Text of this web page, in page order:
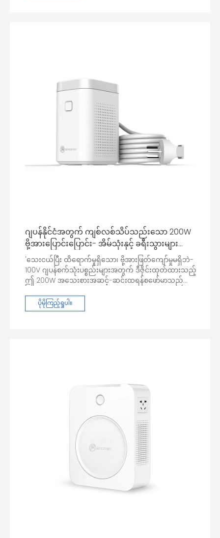
ဂျပန်နိုင်ငံအတွက် ကျစ်လစ်သိပ်သည်းသော 200W
ဗို့အားပြောင်းပြောင်း- အိမ်သုံးနှင့် ခရီးသွားများ
အတွက် ဘေးကင်းသော 220V မှ 100V အဆင့်အထိ
Transformer
'သေးငယ်ပြီး ထိရောက်မှုရှိသော၊ ဗို့အားဖြတ်ကျော်မှုမရှိဘဲ-
100V ဂျပန်စက်သုံးပစ္စည်းများအတွက် ဒီဇိုင်းထုတ်ထားသည့်
ဤ 200W အသေးစားအဆင့်-ဆင်းထရန်စဖော်မာသည်
ခြင်းကို လွယ်ကူစွာရရှိစေပြီး စက်၏တည်ငြိမ်သောလည်ပတ်
မှုကိုသေချာစေသည်။'
ပိုမိုကြည့်ရှုပါ။